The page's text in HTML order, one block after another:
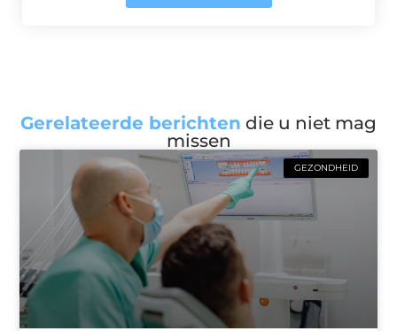
Gerelateerde berichten die u niet mag
missen
GEZONDHEID